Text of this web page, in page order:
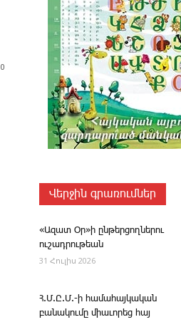
0
Վերջին գրառումներ
«Ազատ Օր»ի ընթերցողներու
ուշադրութեան
31 Հուլիս 2026
Հ.Մ.Ը.Մ.-ի համահայկական
բանակումը միաւորեց հայ